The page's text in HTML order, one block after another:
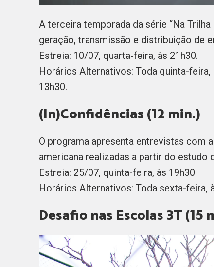
A terceira temporada da série “Na
geração, transmissão e distribuição de
Estreia: 10/07, quarta-feira, às 21h30.
Horários Alternativos: Toda quinta-feira,
13h30.
(In)Confidências (12 min.)
O programa apresenta entrevistas com
americana realizadas a partir do estudo
Estreia: 25/07, quinta-feira, às 19h30.
Horários Alternativos: Toda sexta-feira,
Desafio nas Escolas 3T (15